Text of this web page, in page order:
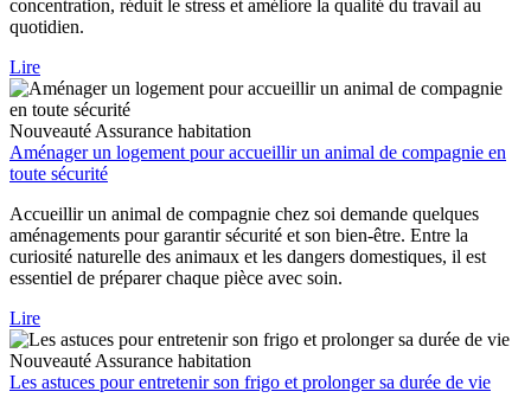
concentration, réduit le stress et améliore la qualité du travail au
quotidien.
Lire
Nouveauté Assurance habitation
Aménager un logement pour accueillir un animal de compagnie en
toute sécurité
Accueillir un animal de compagnie chez soi demande quelques
aménagements pour garantir sécurité et son bien-être. Entre la
curiosité naturelle des animaux et les dangers domestiques, il est
essentiel de préparer chaque pièce avec soin.
Lire
Nouveauté Assurance habitation
Les astuces pour entretenir son frigo et prolonger sa durée de vie